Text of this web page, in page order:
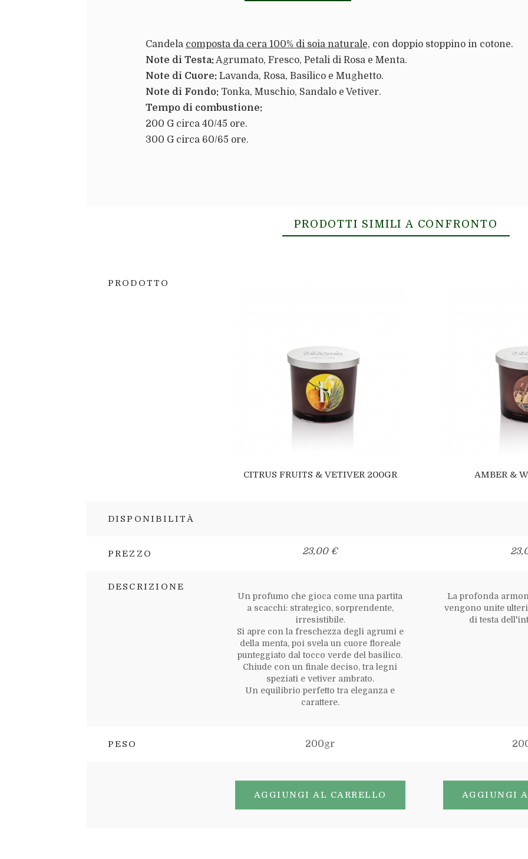
Candela composta da cera 100% di soia naturale, con doppio stoppino in cotone.
Note di Testa:Agrumato, Fresco, Petali di Rosa e Menta.
Note di Cuore:Lavanda, Rosa, Basilico e Mughetto.
Note di Fondo: Tonka, Muschio, Sandalo e Vetiver.
Tempo di combustione:
200 G circa 40/45 ore.
300 G circa 60/65 ore.
PRODOTTI SIMILI A CONFRONTO
PRODOTTO
CITRUS FRUITS & VETIVER 200GR AMBER &
DISPONIBILITÀ
PREZZO 23,00 €
DESCRIZIONE
Un profumo che gioca come una partita
a scacchi: strategico, sorprendente,
irresistibile.
Si apre con la freschezza degli agrumi e
della menta, poi svela un cuore floreale
punteggiato dal tocco verde del basilico.
Chiude con un finale deciso, tra legni
speziati e vetiver ambrato.
Un equilibrio perfetto tra eleganza e
carattere.
La profonda
vengono unite
di testa
PESO 200gr
AGGIUNGI AL CARRELLO AGGIUNGI